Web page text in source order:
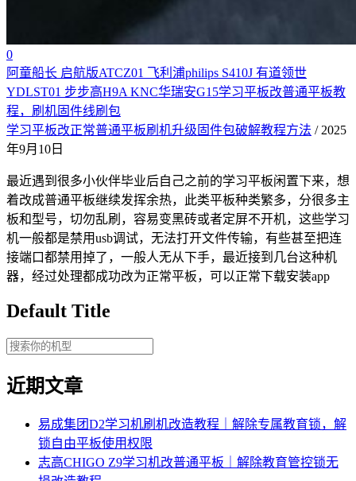
0
阿童船长 启航版ATCZ01 飞利浦philips S410J 有道领世
YDLST01 步步高H9A KNC华瑞安G15学习平板改普通平板教
程，刷机固件线刷包
学习平板改正常普通平板刷机升级固件包破解教程方法 / 2025
年9月10日
最近遇到很多小伙伴毕业后自己之前的学习平板闲置下来，想
着改成普通平板继续发挥余热，此类平板种类繁多，分很多主
板和型号，切勿乱刷，容易变黑砖或者定屏不开机，这些学习
机一般都是禁用usb调试，无法打开文件传输，有些甚至把连
接端口都禁用掉了，一般人无从下手，最近接到几台这种机
器，经过处理都成功改为正常平板，可以正常下载安装app
Default Title
近期文章
易成集团D2学习机刷机改造教程｜解除专属教育锁，解
锁自由平板使用权限
志高CHIGO Z9学习机改普通平板｜解除教育管控锁无